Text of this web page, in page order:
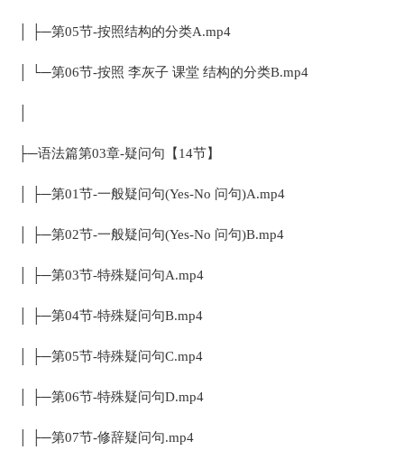
│ ├─第05节-按照结构的分类A.mp4
│ └─第06节-按照 李灰子 课堂 结构的分类B.mp4
├─语法篇第03章-疑问句【14节】
│ ├─第01节-一般疑问句(Yes-No 问句)A.mp4
│ ├─第02节-一般疑问句(Yes-No 问句)B.mp4
│ ├─第03节-特殊疑问句A.mp4
│ ├─第04节-特殊疑问句B.mp4
│ ├─第05节-特殊疑问句C.mp4
│ ├─第06节-特殊疑问句D.mp4
│ ├─第07节-修辞疑问句.mp4